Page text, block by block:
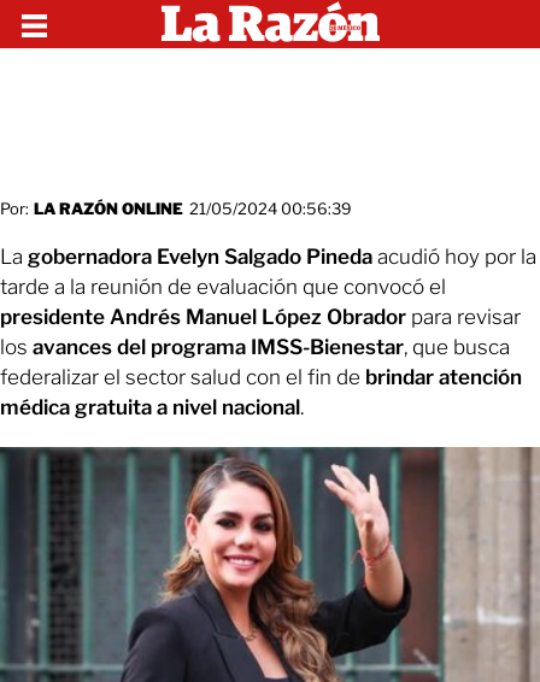
Por: LA RAZÓN ONLINE 21/05/2024 00:56:39
La gobernadora Evelyn Salgado Pineda acudió hoy por la
tarde a la reunión de evaluación que convocó el
presidente Andrés Manuel López Obrador para revisar
los avances del programa IMSS-Bienestar, que busca
federalizar el sector salud con el fin de brindar atención
médica gratuita a nivel nacional.